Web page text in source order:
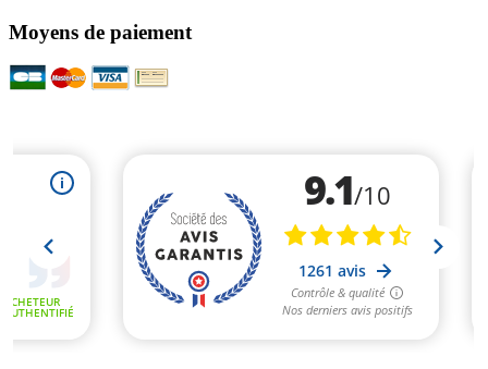
Moyens de paiement